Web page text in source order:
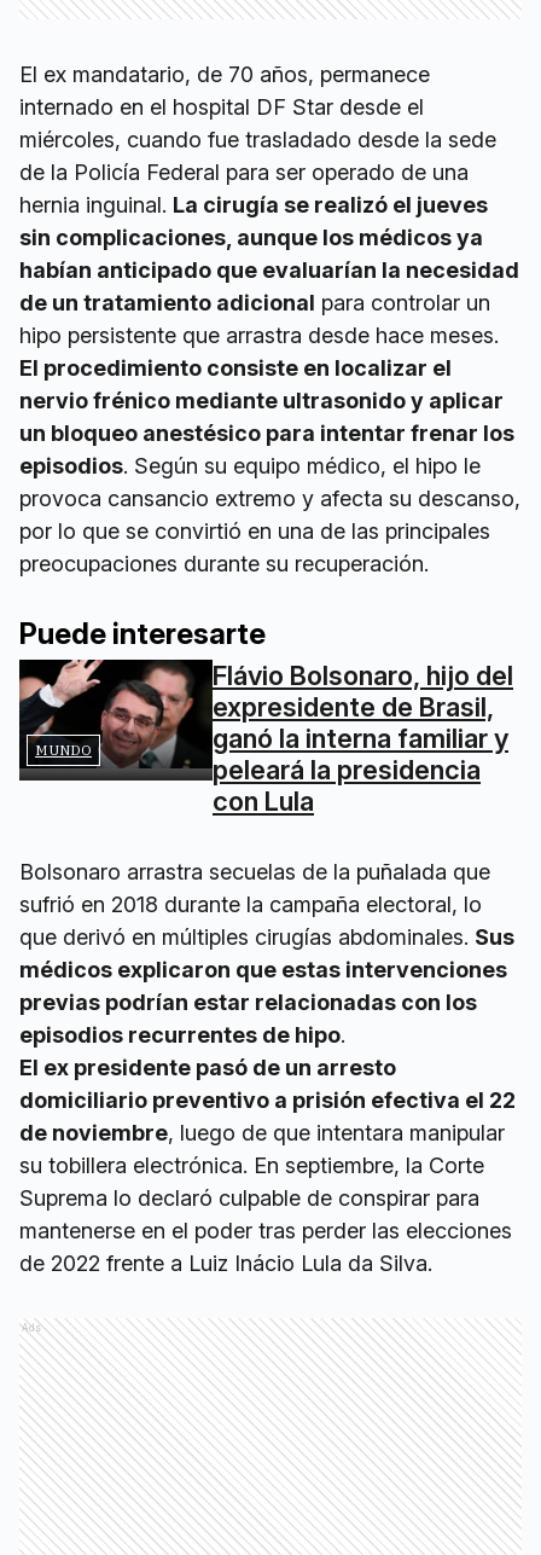
El ex mandatario, de 70 años, permanece
internado en el hospital DF Star desde el
miércoles, cuando fue trasladado desde la sede
de la Policía Federal para ser operado de una
hernia inguinal. La cirugía se realizó el jueves
sin complicaciones, aunque los médicos ya
habían anticipado que evaluarían la necesidad
de un tratamiento adicional para controlar un
hipo persistente que arrastra desde hace meses.
El procedimiento consiste en localizar el
nervio frénico mediante ultrasonido y aplicar
un bloqueo anestésico para intentar frenar los
episodios. Según su equipo médico, el hipo le
provoca cansancio extremo y afecta su descanso,
por lo que se convirtió en una de las principales
preocupaciones durante su recuperación.
Puede interesarte
MUNDO
Flávio Bolsonaro, hijo del
expresidente de Brasil,
ganó la interna familiar y
peleará la presidencia
con Lula
Bolsonaro arrastra secuelas de la puñalada que
sufrió en 2018 durante la campaña electoral, lo
que derivó en múltiples cirugías abdominales. Sus
médicos explicaron que estas intervenciones
previas podrían estar relacionadas con los
episodios recurrentes de hipo.
El ex presidente pasó de un arresto
domiciliario preventivo a prisión efectiva el 22
de noviembre, luego de que intentara manipular
su tobillera electrónica. En septiembre, la Corte
Suprema lo declaró culpable de conspirar para
mantenerse en el poder tras perder las elecciones
de 2022 frente a Luiz Inácio Lula da Silva.
Ads